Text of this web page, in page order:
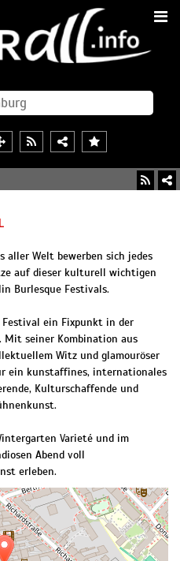
aller Welt bewerben sich jedes
auf dieser kulturell wichtigen
Burlesque Festivals.
ein Fixpunkt in der
seiner Kombination aus
Witz und glamouröser
ein kunstaffines, internationales
Kulturschaffende und
Varieté und im
Abend voll
erleben.